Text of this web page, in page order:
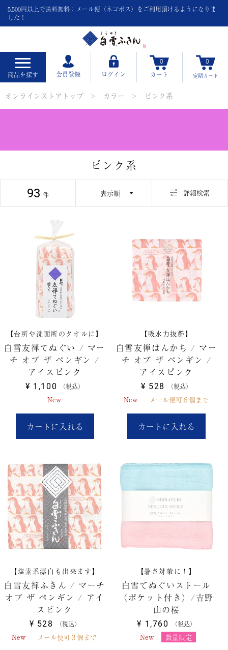
5,500円以上で送料無料：メール便（ネコポス）をご利用頂けるようになりま
した！
商品を探す 会員登録 ログイン
0
カート
0
定期カート
オンラインストアトップ カラー ピンク系
ピンク系
並び替え
93 詳細検索
【台所や洗面所のタオルに】
白雪友禅てぬぐい / マー
チ オブ ザ ペンギン /
アイスピンク
¥ 1,100 税込
New
カートに入れる
【吸水力抜群】
白雪友禅はんかち / マー
チ オブ ザ ペンギン /
アイスピンク
¥ 528 税込
New メール便可６個まで
カートに入れる
【塩素系漂白も出来ます】
白雪友禅ふきん / マーチ
オブ ザ ペンギン / アイ
スピンク
¥ 528 税込
New メール便可３個まで
【暑さ対策に！】
白雪てぬぐいストール
（ポケット付き）/吉野
山の桜
¥ 1,760 税込
New 数量限定